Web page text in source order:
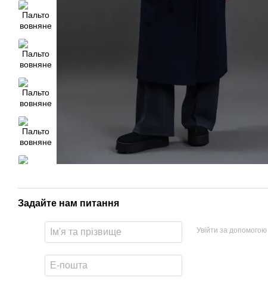
Задайте нам питання
Увійти за допомогою